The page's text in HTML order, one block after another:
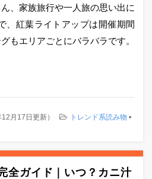
、家族旅行や一人旅の思い出に
、紅葉ライトアップは開催期間
もエリアごとにバラバラです。
月17日更新） トレンド系読み物 •
全ガイド｜いつ？カニ汁